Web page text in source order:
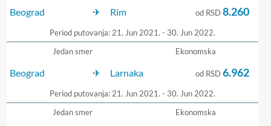
Beograd Rim
Period putovanja: 21. Jun 2021. - 30. Jun 2022.
od RSD8.260
Jedan smer
Beograd Larnaka
Ekonomska
Period putovanja: 21. Jun 2021. - 30. Jun 2022.
od RSD6.962
Jedan smer Ekonomska